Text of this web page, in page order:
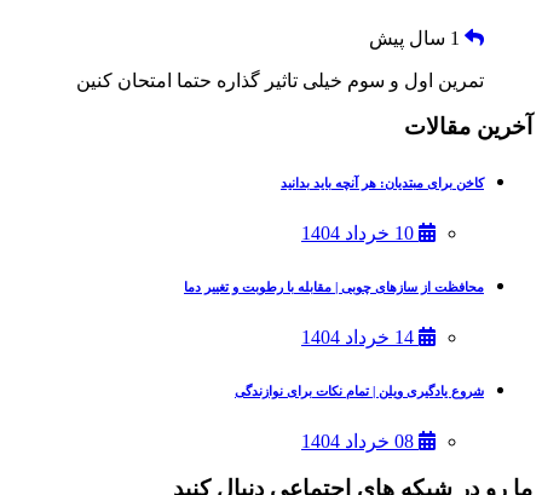
1 سال پیش
تمرین اول و سوم خیلی تاثیر گذاره حتما امتحان کنین
آخرین مقالات
کاخن برای مبتدیان: هر آنچه باید بدانید
محافظت از سازهای چوبی | مقابله با رطوبت و تغییر دما
شروع یادگیری ویلن | تمام نکات برای نوازندگی
ما رو در شبکه های اجتماعی دنبال کنید